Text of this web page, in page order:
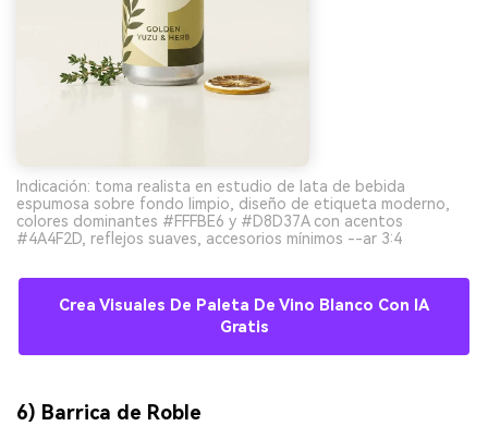
Indicación: toma realista en estudio de lata de bebida
espumosa sobre fondo limpio, diseño de etiqueta moderno,
colores dominantes #FFFBE6 y #D8D37A con acentos
#4A4F2D, reflejos suaves, accesorios mínimos --ar 3:4
Crea Visuales De Paleta De Vino Blanco Con IA
Gratis
6) Barrica de Roble